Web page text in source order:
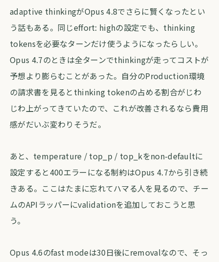
adaptive thinkingがOpus 4.8でさらに賢くなったとい
う話もある。同じeffort: highの設定でも、thinking
tokensを必要なターンだけ使うようになったらしい。
Opus 4.7のときは全ターンでthinkingが走ってコストが
予想より膨らむことがあった。自分のProduction環境
の請求書を見るとthinking tokenの占める割合がじわ
じわ上がってきていたので、これが改善されるなら費用
感がだいぶ変わりそうだ。
あと、temperature / top_p / top_kをnon-defaultに
設定すると400エラーになる制約はOpus 4.7から引き続
きある。ここはたまに忘れてハマる人を見るので、チー
ムのAPIラッパーにvalidationを追加しておこうと思
う。
Opus 4.6のfast modeは30日後にremovalなので、そっ